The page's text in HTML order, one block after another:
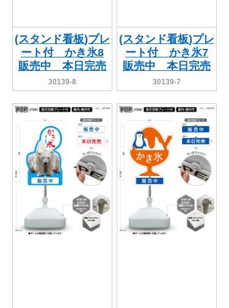
(スタンド看板)プレ
ート付 かき氷8
販売中 本日完売
30139-8
(スタンド看板)プレ
ート付 かき氷7
販売中 本日完売
30139-7